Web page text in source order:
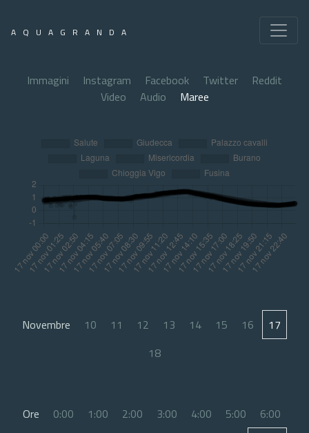
AQUAGRANDA
Immagini Instagram Facebook Twitter
Reddit
Video
Audio Maree
Novembre 10 11 12 13 14 15 16
17
18
Ore 0:00 1:00 2:00 3:00 4:00 5:00
6:00